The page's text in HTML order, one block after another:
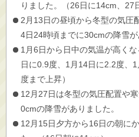
りました。（26日に14cm、27
2月13日の昼頃から冬型の気圧
4日24時頃までに30cmの降雪が
1月6日から日中の気温が高く
日に0.9度、1月14日に2.2度、
度まで上昇）
12月27日は冬型の気圧配置や
0cmの降雪がありました。
12月15日夕方から16日の朝に